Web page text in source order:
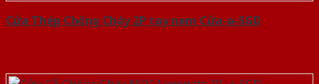
Cửa Thép Chống Cháy 2P tay nam Cửa-a-SGD